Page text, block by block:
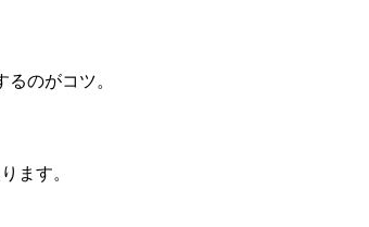
のがコツ。
ます。